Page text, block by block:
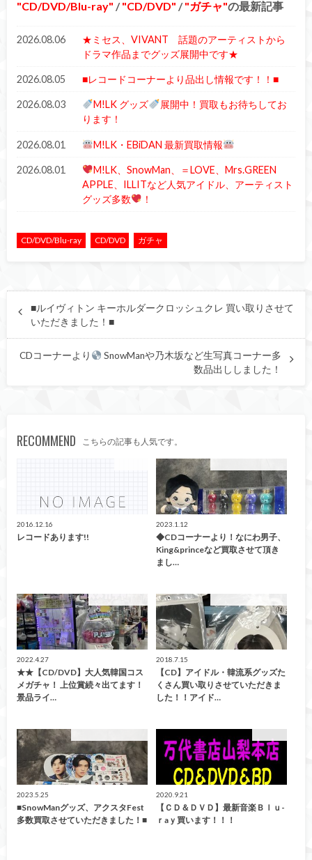
CD/DVD/Blu-ray / CD/DVD / ガチャ の最新記事
2026.08.06
★ミセス、VIVANT 話題のアーティストから
ドラマ作品までグッズ展開中です★
2026.08.05 ■レコードコーナーより品出し情報です！！■
2026.08.03 M!LK グッズ
展開中！買取もお待ちしてお
ります！
2026.08.01 M!LK・EBiDAN 最新買取情報
2026.08.01
M!LK、SnowMan、＝LOVE、Mrs.GREEN
APPLE、ILLITなど人気アイドル、アーティスト
グッズ多数
！
CD/DVD/Blu-ray CD/DVD ガチャ
■ルイヴィトン キーホルダークロッシュクレ 買い取りさせて
いただきました！■
CDコーナーより
SnowManや乃木坂など生写真コーナー多
数品出ししました！
RECOMMEND こちらの記事も人気です。
2016.12.16
レコードあります!!
2023.1.12
◆CDコーナーより！なにわ男子、
King&princeなど買取させて頂き
まし…
2022.4.27
★★【CD/DVD】大人気韓国コス
メガチャ！ 上位賞続々出てます！
景品ライ…
2018.7.15
【CD】アイドル・韓流系グッズた
くさん買い取りさせていただきま
した！！アイド…
2023.5.25
■SnowManグッズ、アクスタFest
多数買取させていただきました！■
2020.9.21
【ＣＤ＆ＤＶＤ】最新音楽Ｂｌｕ-
ｒaｙ買います！！！